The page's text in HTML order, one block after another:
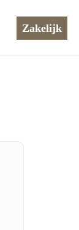
Zakelijk